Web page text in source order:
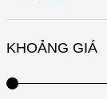
KHOẢNG GIÁ